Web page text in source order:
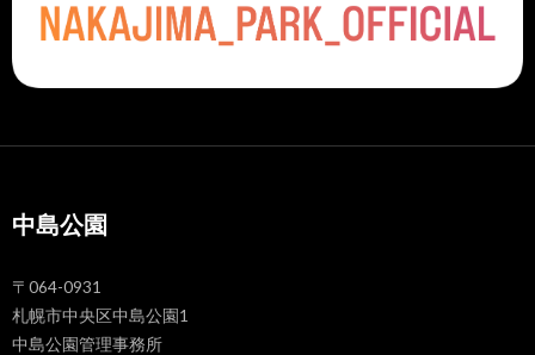
中島公園
〒064-0931
札幌市中央区中島公園1
中島公園管理事務所